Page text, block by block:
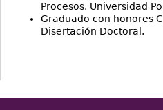
Procesos. Universidad
Graduado con honores
Disertación Doctoral.